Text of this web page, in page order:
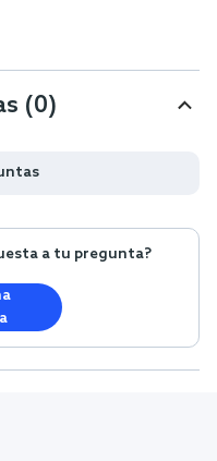
(0)
a tu pregunta?